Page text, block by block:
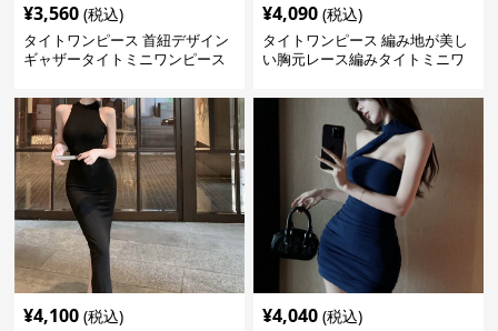
¥3,560 (税込)
タイトワンピース 首紐デザイン
ギャザータイトミニワンピース
¥4,090 (税込)
タイトワンピース 編み地が美し
い胸元レース編みタイトミニワ
¥4,100 (税込) ¥4,040 (税込)